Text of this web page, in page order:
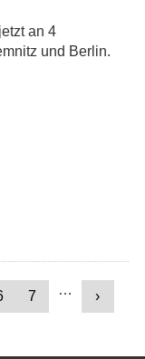
an 4
und Berlin.
7 … ›